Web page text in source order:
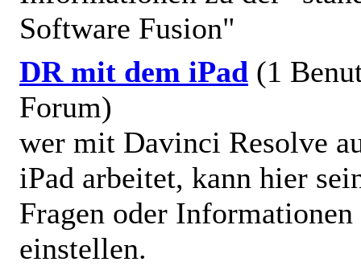
Software Fusion"
DR mit dem iPad (1
Forum)
wer mit Davinci Resolve
iPad arbeitet, kann hier
Fragen oder Informationen
einstellen.